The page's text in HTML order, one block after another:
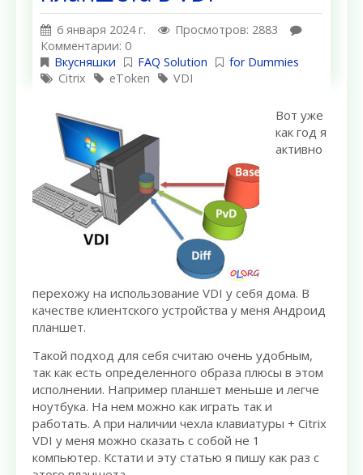
6 января 2024 г.
Просмотров: 2883
Комментарии: 0
Вкусняшки
FAQ Solution
for Dummies
Citrix
eToken VDI
Вот уже
как год я
активно
перехожу на использование VDI у себя дома. В
качестве клиентского устройства у меня Андроид
планшет.
Такой подход для себя считаю очень удобным,
так как есть определенного образа плюсы в этом
исполнении. Например планшет меньше и легче
ноутбука. На нем можно как играть так и
работать. А при наличии чехла клавиатуры + Citrix
VDI у меня можно сказать с собой не 1
компьютер. Кстати и эту статью я пишу как раз с